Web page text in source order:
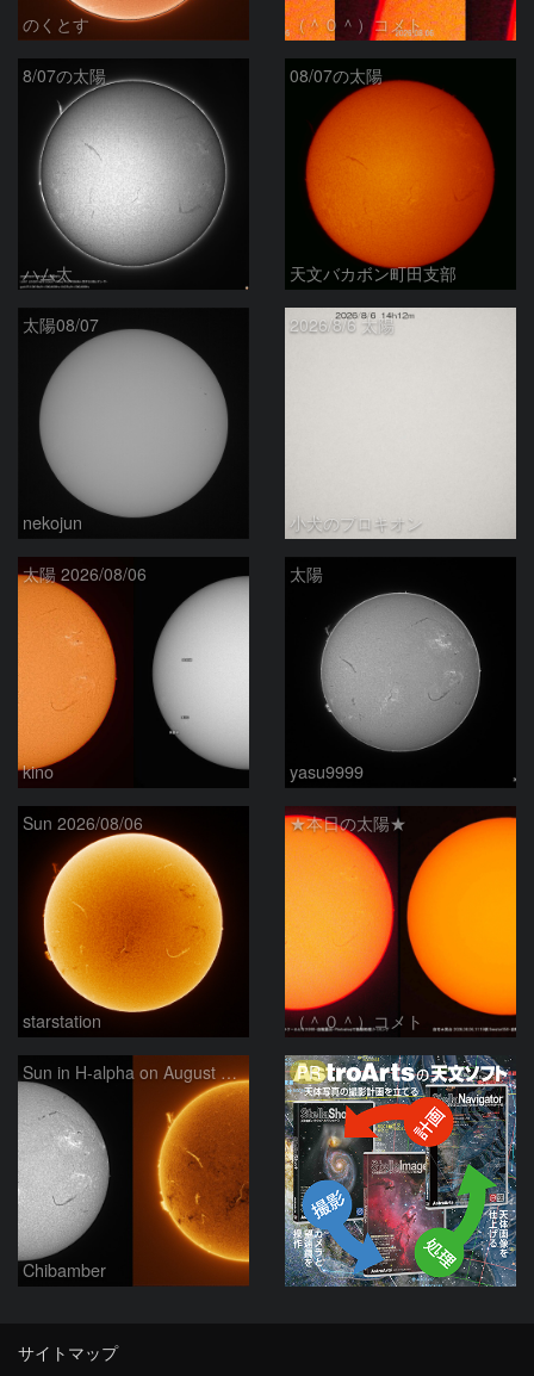
のくとす （＾０＾）コメト
8/07の太陽
ハム太
08/07の太陽
天文バカボン町田支部
太陽08/07
nekojun
2026/8/6 太陽
小犬のプロキオン
太陽 2026/08/06
kino
太陽
yasu9999
Sun 2026/08/06
starstation
★本日の太陽★
（＾０＾）コメト
Sun in H-alpha on August 6, 2026
Chibamber
PR
サイトマップ